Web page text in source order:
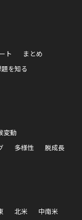
ト
まとめ
を知る
変動
多様性 脱成長
北米 中南米